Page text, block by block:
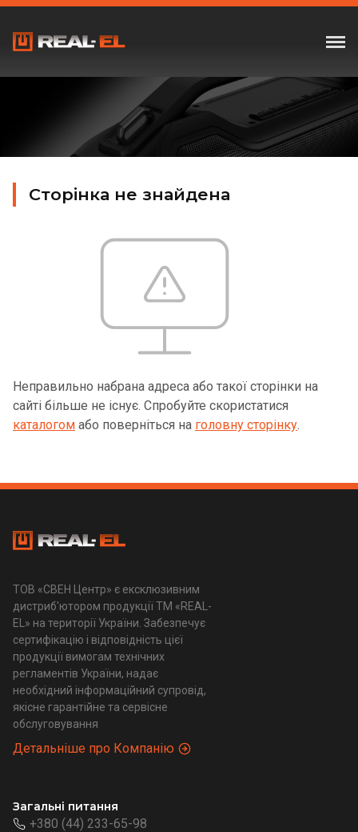
Сторінка не знайдена
Неправильно набрана адреса або такої сторінки на
сайті більше не існує. Спробуйте скористатися
каталогом або поверніться на головну сторінку.
ТОВ «СВЕН Центр» є ексклюзивним
дистриб'ютором продукції ТМ «REAL-
EL» на території України. Забезпечує
сертифікацію і відповідність цієї
продукції вимогам технічних
регламентів України, надає
необхідний інформаційний супровід,
якісне гарантійне та сервісне
обслуговування
Детальніше про Компанію
Загальні питання
+380 (44) 233-65-98